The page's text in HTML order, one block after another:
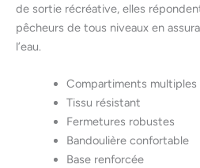
de sortie récréative, elles
pêcheurs de tous niveaux en
l’eau.
Compartiments multiples
Tissu résistant
Fermetures robustes
Bandoulière confortable
Base renforcée